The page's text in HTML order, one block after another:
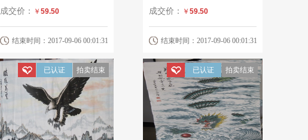
成交价： ￥ 59.50
结束时间：2017-09-06 00:01:31
成交价： ￥ 59.50
结束时间：2017-09-06 00:01:31
拍卖结束
已认证 拍卖结束
已认证